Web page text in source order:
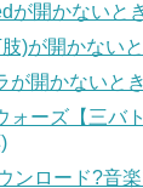
が開かないと
)が開かない
が開かないと
ォーズ【三バ
ンロード?音